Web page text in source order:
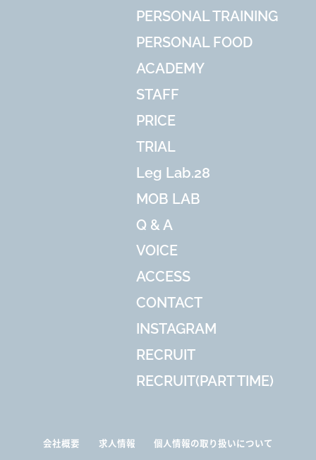
PERSONAL TRAINING
PERSONAL FOOD
ACADEMY
STAFF
PRICE
TRIAL
Leg Lab.28
MOB LAB
Q & A
VOICE
ACCESS
CONTACT
INSTAGRAM
RECRUIT
RECRUIT(PART TIME)
会社概要 求人情報 個人情報の取り扱いについて